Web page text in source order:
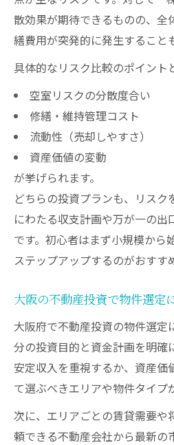
散効果が期待できるものの、全
繕費用が突発的に発生すること
具体的なリスク比較のポイント
空室リスクの分散度合い
修繕・維持管理コスト
流動性（売却しやすさ）
資産価値の変動
が挙げられます。
どちらの投資プランも、リスク
にわたる収支計画や万が一の
です。初心者はまず小規模から
ステップアップするのがおすす
大阪の不動産投資で物件選定
大阪府で不動産投資の物件選定
分の投資目的と資金計画を明確
安定収入を重視するか、資産価
て選ぶべきエリアや物件タイプ
次に、エリアごとの賃貸需要や
頼できる不動産会社から最新の